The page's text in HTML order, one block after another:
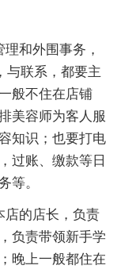
和外围事务，
与联系，都要主
般不住在店铺
美容师为客人服
知识；也要打电
过账、缴款等日
等。
的店长，负责
负责带领新手学
晚上一般都住在